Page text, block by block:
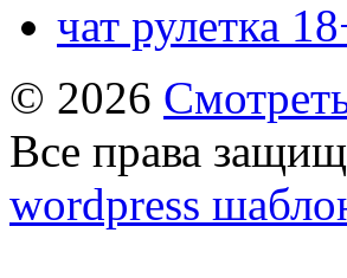
чат рулетка
© 2026
Все права
wordpress